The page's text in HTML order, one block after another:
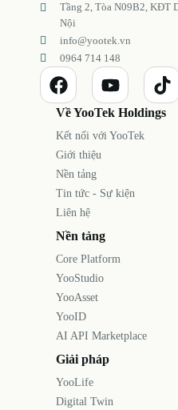
Tầng 2, Tòa N09B2, KĐT
Nội
info@yootek.vn
0964 714 148
Về YooTek Holdings
Kết nối với YooTek
Giới thiệu
Nền tảng
Tin tức - Sự kiện
Liên hệ
Nền tảng
Core Platform
YooStudio
YooAsset
YooID
AI API Marketplace
Giải pháp
YooLife
Digital Twin